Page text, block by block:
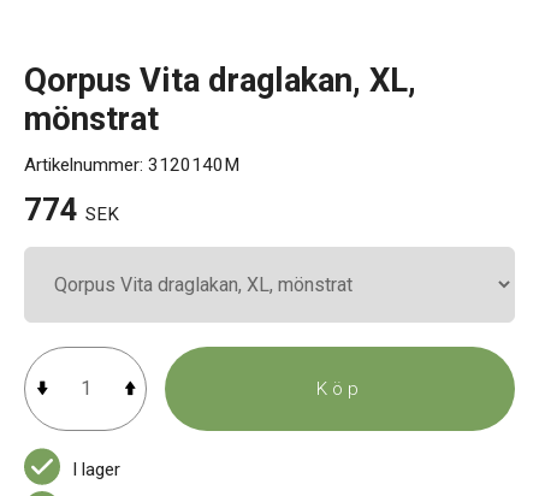
Qorpus Vita draglakan, XL,
mönstrat
Artikelnummer: 3120140M
774 SEK
Köp
I lager